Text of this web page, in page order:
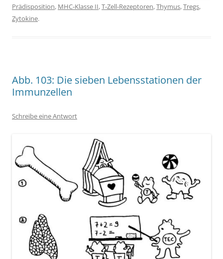
Prädisposition, MHC-Klasse II,T-Zell-Rezeptoren,Thymus,Tregs,
Zytokine.
Abb. 103: Die sieben Lebensstationen der
Immunzellen
Schreibe eine Antwort